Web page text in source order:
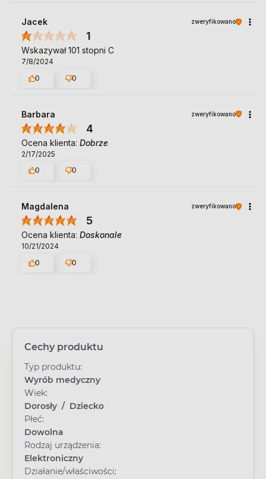
Jacek zweryfikowano
1
Wskazywał 101 stopni C
7/8/2024
0
0
Barbara zweryfikowano
4
Ocena klienta: Dobrze
2/17/2025
0
0
Magdalena zweryfikowano
5
Ocena klienta: Doskonale
10/21/2024
0
0
Cechy produktu
Typ produktu:
Wyrób medyczny
Wiek:
Dorosły / Dziecko
Płeć:
Dowolna
Rodzaj urządzenia:
Elektroniczny
Działanie/właściwości: